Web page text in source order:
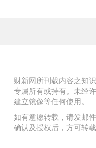
财新网所刊载内容之知
专属所有或持有。未经
建立镜像等任何使用。
如有意愿转载，请发邮
确认及授权后，方可转载